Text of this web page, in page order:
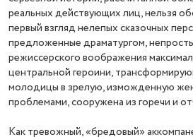
реальных действующих лиц, нельзя
первый взгляд нелепых сказочных
предложенные драматургом,
режиссерского воображения
центральной героини,
молодицы в зрелую, изможденную
проблемами, сооружена из горечи и
Как тревожный, «бредовый»